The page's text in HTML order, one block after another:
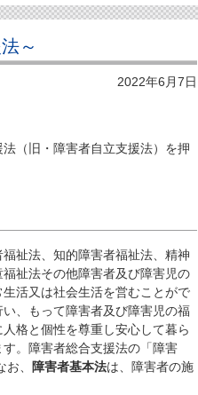
～
2022年6月7日
（旧・障害者自立支援法）を押
祉法、知的障害者福祉法、精神
祉法その他障害者及び障害児の
活又は社会生活を営むことがで
、もって障害者及び障害児の福
格と個性を尊重し安心して暮ら
。障害者総合支援法の「障害
、
障害者基本法は、障害者の施